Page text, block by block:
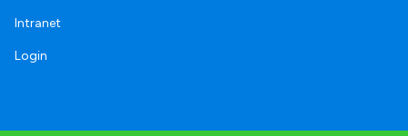
Intranet
Login